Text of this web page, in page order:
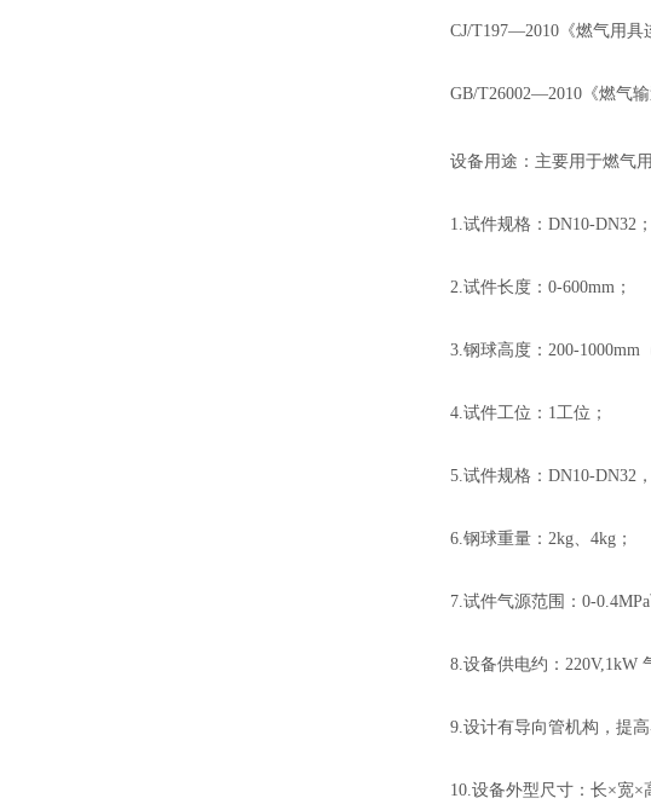
CJ/T197—2010《燃气用
GB/T26002—2010《燃气
设备用途：主要用于燃气
1.试件规格：DN10-DN32；
2.试件长度：0-600mm；
3.钢球高度：200-1000mm
4.试件工位：1工位；
5.试件规格：DN10-DN32
6.钢球重量：2kg、4kg；
7.试件气源范围：0-0.4MPa
8.设备供电约：220V,1kW
9.设计有导向管机构，提高
10.设备外型尺寸：长×宽×